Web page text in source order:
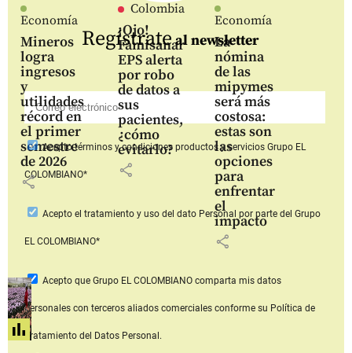
Economía
Mineros
logra
ingresos
y
utilidades
récord en
el primer
semestre
de 2026
share
Colombia
¡Ojo!
Famisanar
EPS alerta
por robo
de datos a
sus
pacientes,
¿cómo
evitarlo?
share
Economía
La
nómina
de las
mipymes
será más
costosa:
estas son
las
opciones
para
enfrentar
el
impacto
share
Regístrateal newsletter
Aceptotérminos y condiciones productos y serviciosGrupo EL
COLOMBIANO*
Acepto el tratamiento y uso del dato Personal por parte del Grupo
EL COLOMBIANO*
Acepto que Grupo EL COLOMBIANOcomparta mis datos
personales con terceros aliados comerciales conforme su Política de
Tratamiento del Datos Personal.